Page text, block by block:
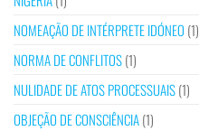
NOMEAÇÃO DE INTÉRPRETE IDÓNEO (1)
NORMA DE CONFLITOS(1)
NULIDADE DE ATOS PROCESSUAIS(1)
OBJEÇÃO DE CONSCIÊNCIA(1)